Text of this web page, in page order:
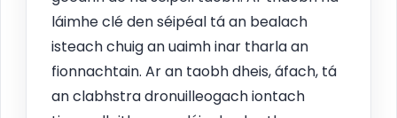
láimhe clé den séipéal tá an bealach
isteach chuig an uaimh inar tharla an
fionnachtain. Ar an taobh dheis, áfach, tá
an clabhstra dronuilleogach iontach